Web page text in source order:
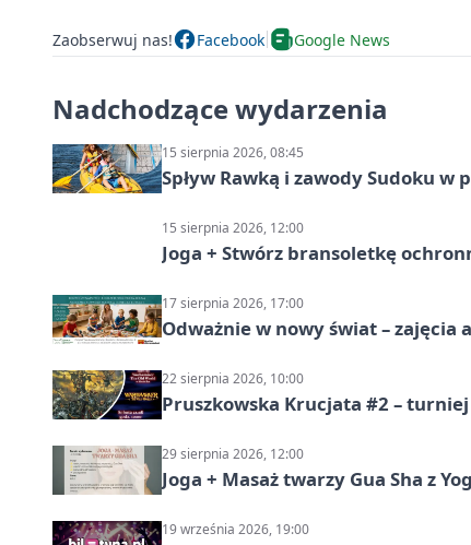
Zaobserwuj nas! Facebook Google News
Nadchodzące wydarzenia
15 sierpnia 2026, 08:45
Spływ Rawką i zawody Sudoku
15 sierpnia 2026, 12:00
Joga + Stwórz bransoletkę
17 sierpnia 2026, 17:00
Odważnie w nowy świat –
22 sierpnia 2026, 10:00
Pruszkowska Krucjata #2 –
29 sierpnia 2026, 12:00
Joga + Masaż twarzy Gua Sha z
19 września 2026, 19:00